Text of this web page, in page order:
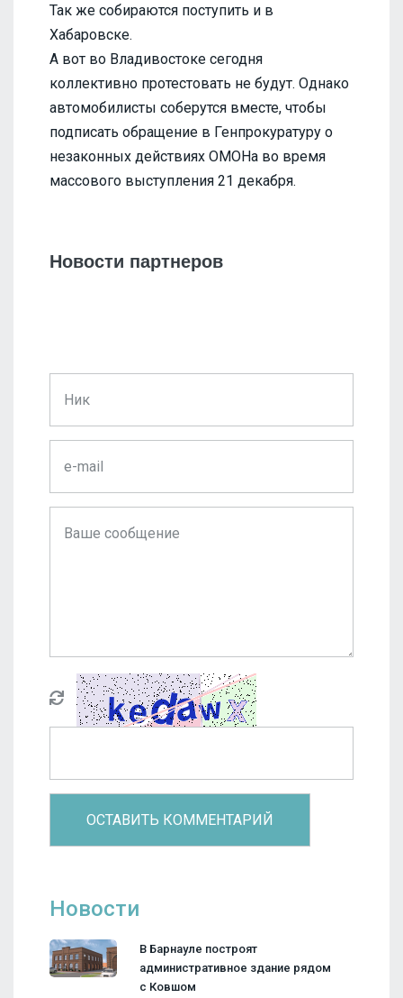
Так же собираются поступить и в
Хабаровске.
А вот во Владивостоке сегодня
коллективно протестовать не будут. Однако
автомобилисты соберутся вместе, чтобы
подписать обращение в Генпрокуратуру о
незаконных действиях ОМОНа во время
массового выступления 21 декабря.
Новости партнеров
Новости
В Барнауле построят
административное здание рядом
с Ковшом